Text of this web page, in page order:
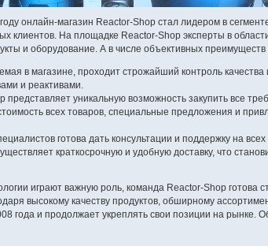
онлайн-магазин Reactor-Shop стал лидером в
клиентов. На площадке Reactor-Shop эксперты в
и оборудование. А в числе объективных
в магазине, проходит строжайший контроль
и реактивами.
представляет уникальную возможность закупить все
всех товаров, специальные предложения и
готова дать консультации и поддержку на всех
краткосрочную и удобную доставку, что
играют важную роль, команда Reactor-Shop готова
высокому качеству продуктов, обширному
года и продолжает укреплять свои позиции на